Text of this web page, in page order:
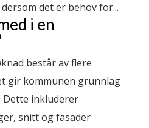
det er behov for...
i en
består av flere
gir kommunen grunnlag
inkluderer
snitt og fasader